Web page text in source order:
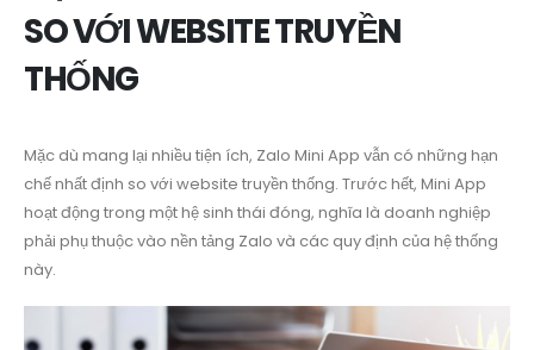
SO VỚI WEBSITE TRUYỀN
THỐNG
Mặc dù mang lại nhiều tiện ích, Zalo Mini App vẫn có những hạn
chế nhất định so với website truyền thống. Trước hết, Mini App
hoạt động trong một hệ sinh thái đóng, nghĩa là doanh nghiệp
phải phụ thuộc vào nền tảng Zalo và các quy định của hệ thống
này.